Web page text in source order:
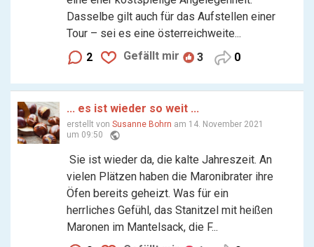
Dasselbe gilt auch für das Aufstellen einer
Tour – sei es eine österreichweite...
2
Gefällt mir 3 0
... es ist wieder so weit ...
erstellt von Susanne Bohrn am 14. November 2021
um 09:50 public
Sie ist wieder da, die kalte Jahreszeit. An
vielen Plätzen haben die Maronibrater ihre
Öfen bereits geheizt. Was für ein
herrliches Gefühl, das Stanitzel mit heißen
Maronen im Mantelsack, die F...